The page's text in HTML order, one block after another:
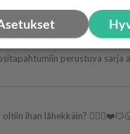
ihan låhekkäin?